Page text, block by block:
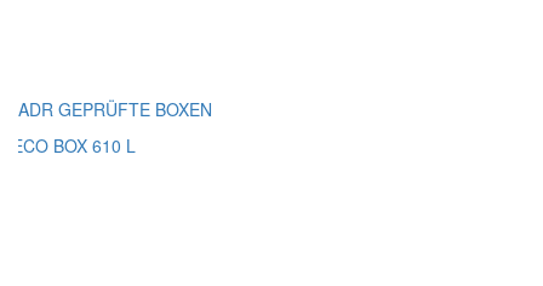
ADR GEPRÜFTE BOXEN